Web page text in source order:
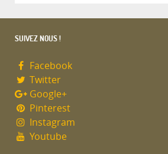
SUIVEZ NOUS !
Facebook
Twitter
Google+
Pinterest
Instagram
Youtube